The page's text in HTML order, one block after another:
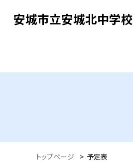
安城市立安城北中学校
トップページ > 予定表